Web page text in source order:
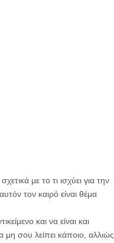
με το τι ισχύει για την
τον καιρό είναι θέμα
και να είναι και
σου λείπει κάποιο, αλλιώς